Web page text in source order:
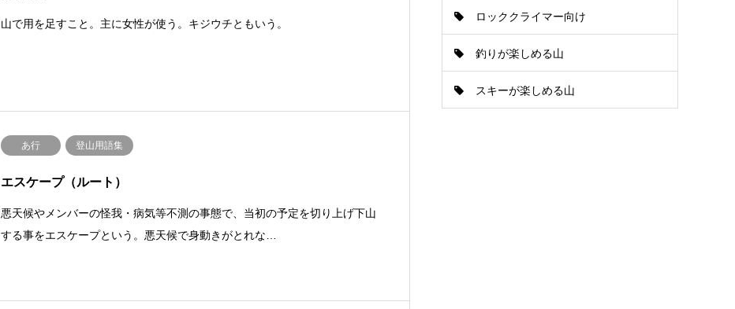
山で用を足すこと。主に女性が使う。キジウチともいう。
あ行 登山用語集
エスケープ（ルート）
悪天候やメンバーの怪我・病気等不測の事態で、当初の予定を切り上げ下山
する事をエスケープという。悪天候で身動きがとれな…
ロッククライマー向け
釣りが楽しめる山
スキーが楽しめる山